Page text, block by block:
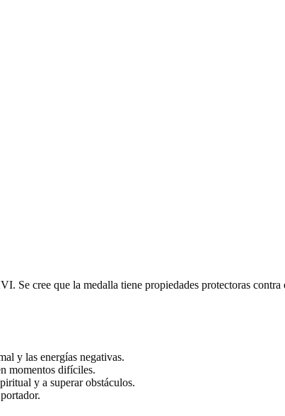
cree que la medalla tiene propiedades protectoras
y las energías negativas.
momentos difíciles.
y a superar obstáculos.